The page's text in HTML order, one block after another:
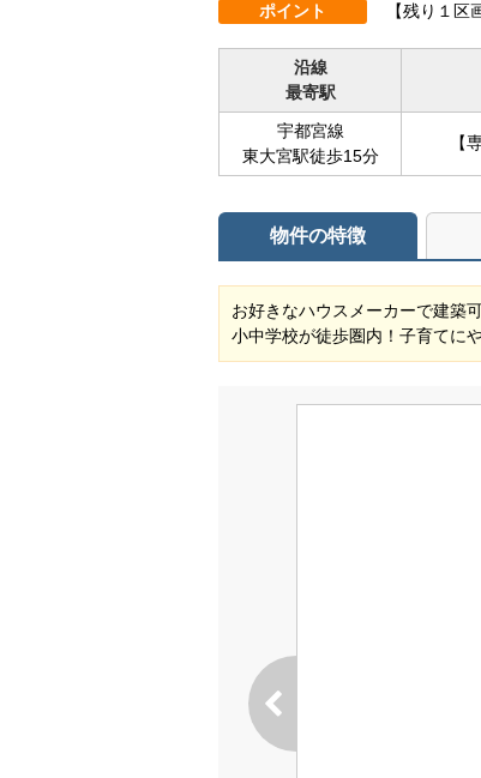
ポイント 【残り１
沿線
最寄駅
宇都宮線
東大宮駅徒歩15分
【
物件の特徴
お好きなハウスメーカーで建築
小中学校が徒歩圏内！子育てに